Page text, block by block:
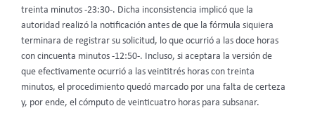
treinta minutos -23:30-. Dicha inconsistencia implicó que la
autoridad realizó la notificación antes de que la fórmula siquiera
terminara de registrar su solicitud, lo que ocurrió a las doce horas
con cincuenta minutos -12:50-. Incluso, si aceptara la versión de
que efectivamente ocurrió a las veintitrés horas con treinta
minutos, el procedimiento quedó marcado por una falta de certeza
y, por ende, el cómputo de veinticuatro horas para subsanar.